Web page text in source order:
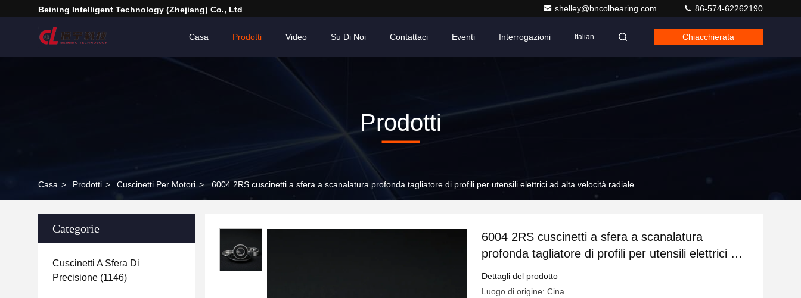
Beining Intelligent Technology (Zhejiang) Co., Ltd shelley@bncolbearing.com 86-574-62262190
Casa Prodotti Video Su Di Noi Contattaci Eventi Interrogazioni Italian Chiacchierata
Prodotti
Casa > Prodotti > Cuscinetti Per Motori > 6004 2RS cuscinetti a sfera a scanalatura profonda tagliatore di profili per utensili elettrici ad alta velocità radiale
Categorie
Cuscinetti A Sfera Di
Precisione (1146)
6004 2RS cuscinetti a sfera a scanalatura
profonda tagliatore di profili per utensili elettrici ad
alta velocità radiale
Dettagli del prodotto
Luogo di origine: Cina